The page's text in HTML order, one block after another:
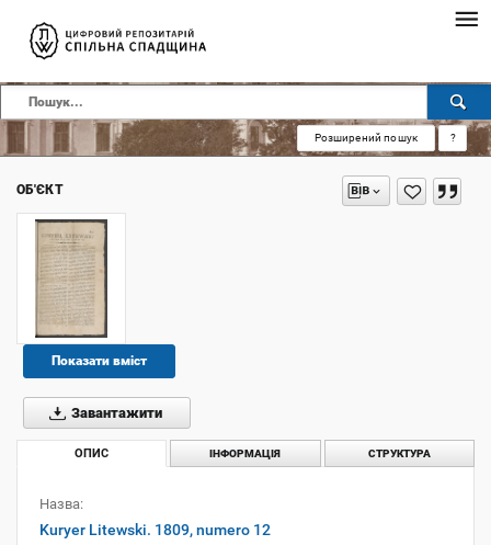
Розширений пошук ?
ОБ'ЄКТ
Показати вміст
Завантажити
ОПИС ІНФОРМАЦІЯ СТРУКТУРА
Назва:
Kuryer Litewski. 1809, numero 12